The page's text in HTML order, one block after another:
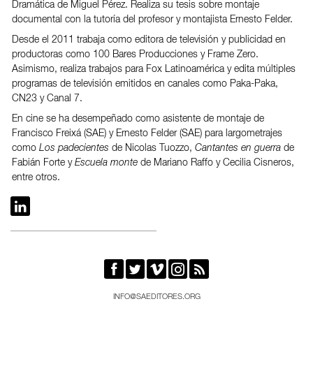
Dramática de Miguel Pérez. Realiza su tesis sobre montaje
documental con la tutoría del profesor y montajista Ernesto Felder.
Desde el 2011 trabaja como editora de televisión y publicidad en
productoras como 100 Bares Producciones y Frame Zero.
Asimismo, realiza trabajos para Fox Latinoamérica y edita múltiples
programas de televisión emitidos en canales como Paka-Paka,
CN23 y Canal 7.
En cine se ha desempeñado como asistente de montaje de
Francisco Freixá (SAE) y Ernesto Felder (SAE) para largometrajes
como Los padecientes de Nicolas Tuozzo, Cantantes en guerra de
Fabián Forte y Escuela monte de Mariano Raffo y Cecilia Cisneros,
entre otros.

    
INFO@SAEDITORES.ORG